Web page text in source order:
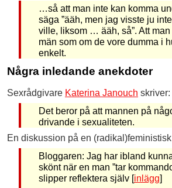
…så att man inte kan komma
säga ”ääh, men jag visste ju
ville, liksom … ääh, så”. Att
män som om de vore dumma i
enkelt.
Några inledande anekdoter
Sexrådgivare Katerina Janouch skriver:
Det beror på att mannen på
drivande i sexualiteten.
En diskussion på en
Bloggaren: Jag har ibland
skönt när en man ”tar
slipper reflektera själv [inlägg]